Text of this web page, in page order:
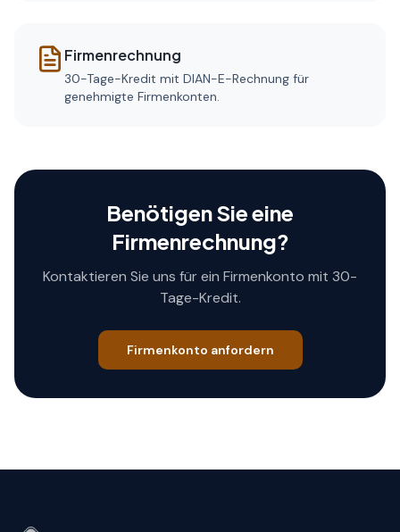
Firmenrechnung
30-Tage-Kredit mit DIAN-E-Rechnung für
genehmigte Firmenkonten.
Benötigen Sie eine
Firmenrechnung?
Kontaktieren Sie uns für ein Firmenkonto mit 30-
Tage-Kredit.
Firmenkonto anfordern